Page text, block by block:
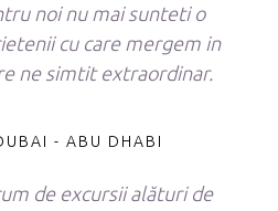
noi nu mai sunteti o
cu care mergem in
ne simtit extraordinar.
- ABU DHABI
de excursii alături de